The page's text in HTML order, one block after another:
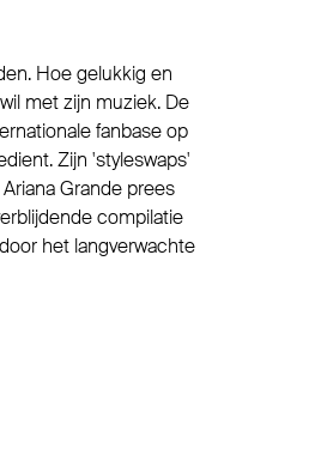
Hoe gelukkig en
met zijn muziek. De
fanbase op
Zijn 'styleswaps'
Grande prees
compilatie
het langverwachte